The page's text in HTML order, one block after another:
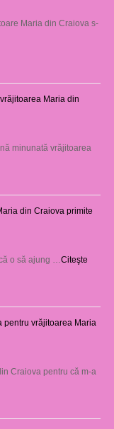
Maria din Craiova s-
Maria din
minunată vrăjitoarea
din Craiova primite
o să ajung …Citeşte
pentru vrăjitoarea Maria
Craiova pentru că m-a